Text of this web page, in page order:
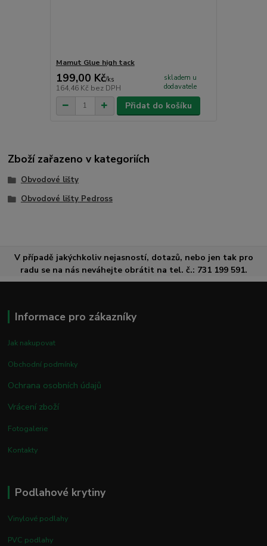
Mamut Glue high tack
199,00 Kč/ks
164,46 Kč bez DPH
skladem u
dodavatele
Přidat do košíku
Zboží zařazeno v kategoriích
Obvodové lišty
Obvodové lišty Pedross
V případě jakýchkoliv nejasností, dotazů, nebo jen tak pro
radu se na nás neváhejte obrátit na tel. č.: 731 199 591.
Informace pro zákazníky
Jak nakupovat
Obchodní podmínky
Ochrana osobních údajů
Vrácení zboží
Fotogalerie
Kontakty
Podlahové krytiny
Vinylové podlahy
PVC podlahy